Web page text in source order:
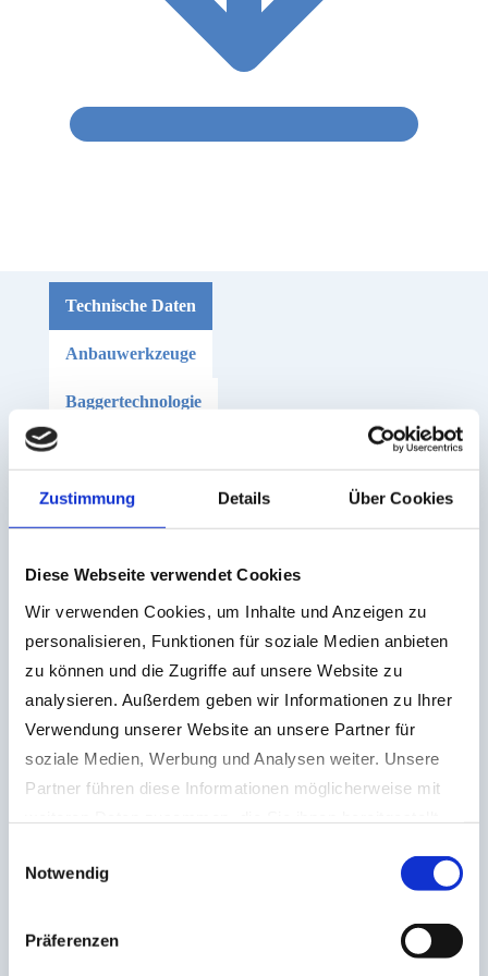
Zustimmung Details Über Cookies
Diese Webseite verwendet Cookies
Wir verwenden Cookies, um Inhalte und Anzeigen zu
personalisieren, Funktionen für soziale Medien anbieten
zu können und die Zugriffe auf unsere Website zu
analysieren. Außerdem geben wir Informationen zu Ihrer
Verwendung unserer Website an unsere Partner für
soziale Medien, Werbung und Analysen weiter. Unsere
Partner führen diese Informationen möglicherweise mit
gesammelt haben.
Notwendig
Präferenzen
Technische Daten
Anbauwerkzeuge
Baggertechnologie
Gesamtgewicht: ca. 14 t
Hydraulik: 185 l/min bei 290 bar
Kraftstoffinhalt: 105l
Elektrische Anlage: 12V